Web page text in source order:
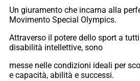
Un giuramento che incarna alla
Movimento Special Olympics.
Attraverso il potere dello sport a
disabilità intellettive, sono
messe nelle condizioni ideali per
e capacità, abilità e successi.